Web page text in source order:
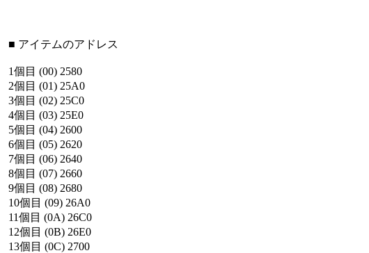
■ アイテムのアドレス
1個目 (00) 2580
2個目 (01) 25A0
3個目 (02) 25C0
4個目 (03) 25E0
5個目 (04) 2600
6個目 (05) 2620
7個目 (06) 2640
8個目 (07) 2660
9個目 (08) 2680
10個目 (09) 26A0
11個目 (0A) 26C0
12個目 (0B) 26E0
13個目 (0C) 2700